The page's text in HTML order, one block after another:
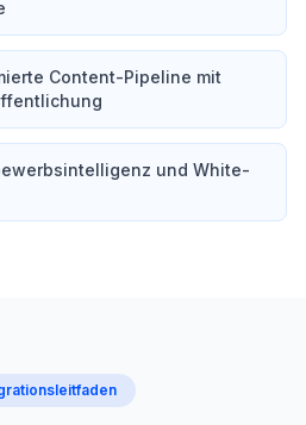
Content-Pipeline mit
und White-